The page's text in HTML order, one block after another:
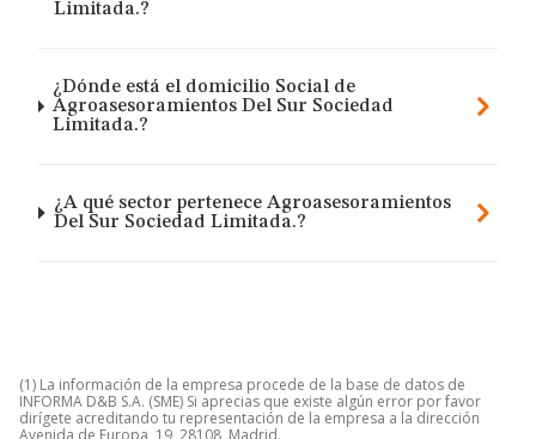
Limitada.?
¿Dónde está el domicilio Social de
Agroasesoramientos Del Sur Sociedad
Limitada.?
¿A qué sector pertenece Agroasesoramientos
Del Sur Sociedad Limitada.?
(1) La información de la empresa procede de la base de datos de
INFORMA D&B S.A. (SME) Si aprecias que existe algún error por favor
dirígete acreditando tu representación de la empresa a la dirección
Avenida de Europa, 19, 28108, Madrid.